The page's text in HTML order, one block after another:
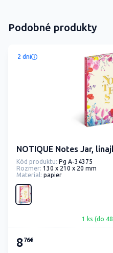
Podobné produkty
2 dni
NOTIQUE Notes Jar,
Kód produktu: Pg A-34375
Rozmer: 130 x 210 x 20 mm
Material: papier
1 ks (do
876€